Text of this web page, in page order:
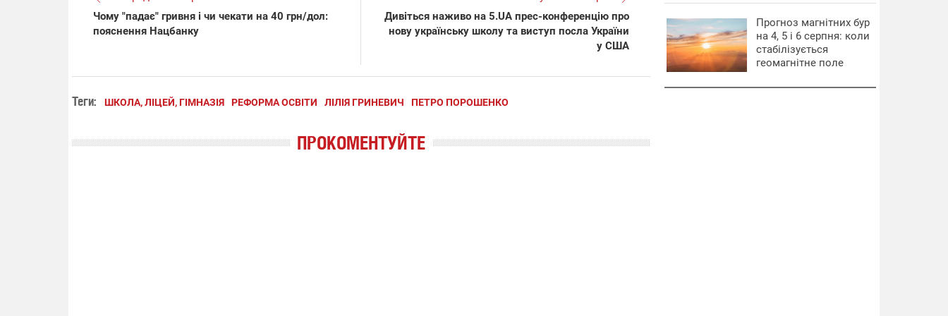
Чому "падає" гривня і чи чекати на 40 грн/дол:
пояснення Нацбанку
Дивіться наживо на 5.UA прес-конференцію про
нову українську школу та виступ посла України
у США
Теги: ШКОЛА, ЛІЦЕЙ, ГІМНАЗІЯ РЕФОРМА ОСВІТИ ЛІЛІЯ ГРИНЕВИЧ ПЕТРО ПОРОШЕНКО
ПРОКОМЕНТУЙТЕ
Прогноз магнітних бур
на 4, 5 і 6 серпня: коли
стабілізується
геомагнітне поле